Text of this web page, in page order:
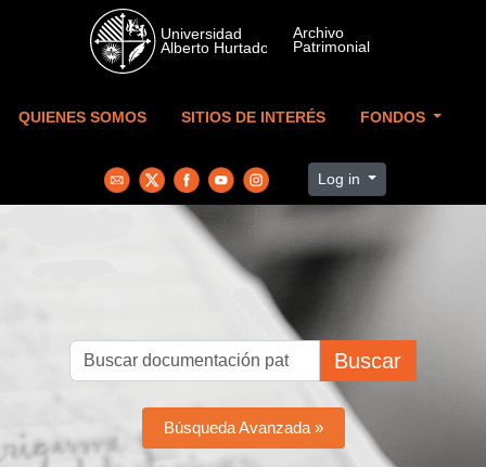
Skip to main content
QUIENES SOMOS SITIOS DE INTERÉS FONDOS
Log in
Buscar
Búsqueda Avanzada »